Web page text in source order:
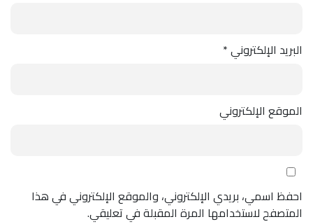
البريد الإلكتروني*
الموقع الإلكتروني
احفظ اسمي، بريدي الإلكتروني، والموقع الإلكتروني في هذا
المتصفح لاستخدامها المرة المقبلة في تعليقي.